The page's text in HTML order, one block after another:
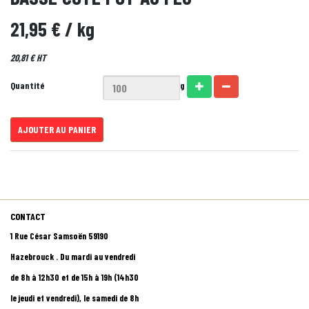
21,95 €/ kg
20,81 € HT
Quantité g
AJOUTER AU PANIER
CONTACT
1 Rue César Samsoën 59190
Hazebrouck . Du mardi au vendredi
de 8h à 12h30 et de 15h à 19h (14h30
le jeudi et vendredi), le samedi de 8h